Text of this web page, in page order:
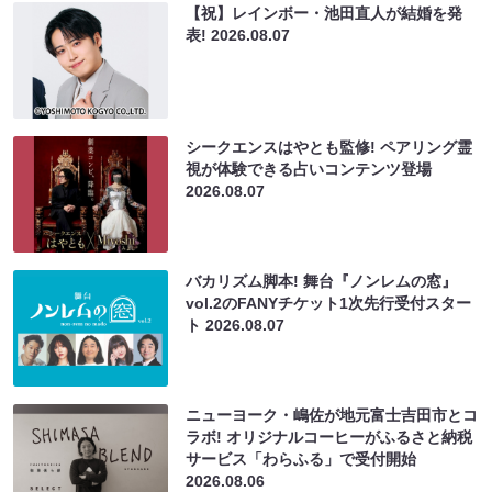
【祝】レインボー・池田直人が結婚を発
表!2026.08.07
シークエンスはやとも監修! ペアリング霊
視が体験できる占いコンテンツ登場
2026.08.07
バカリズム脚本! 舞台『ノンレムの窓』
vol.2のFANYチケット1次先行受付スター
ト2026.08.07
ニューヨーク・嶋佐が地元富士吉田市とコ
ラボ! オリジナルコーヒーがふるさと納税
サービス「わらふる」で受付開始
2026.08.06